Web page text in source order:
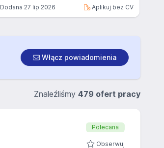
Dodana 27 lip 2026 Aplikuj bez CV
Włącz powiadomienia
Znaleźliśmy 479 ofert pracy
Polecana
Obserwuj